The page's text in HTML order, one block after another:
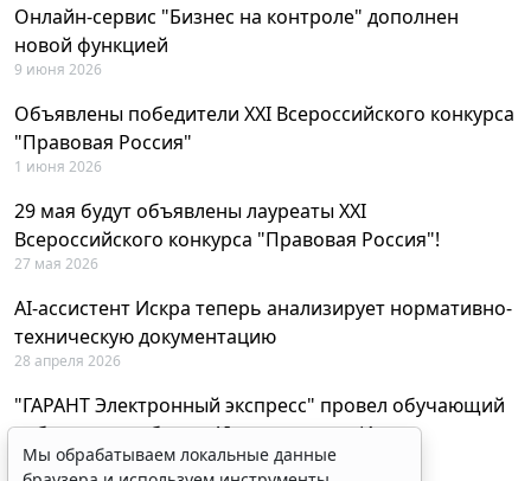
Онлайн-сервис "Бизнес на контроле" дополнен
новой функцией
9 июня 2026
Объявлены победители XXI Всероссийского конкурса
"Правовая Россия"
1 июня 2026
29 мая будут объявлены лауреаты XXI
Всероссийского конкурса "Правовая Россия"!
27 мая 2026
AI-ассистент Искра теперь анализирует нормативно-
техническую документацию
28 апреля 2026
"ГАРАНТ Электронный экспресс" провел обучающий
вебинар по работе с AI-ассистентом Искра
23 апреля 2026
Мы обрабатываем локальные данные